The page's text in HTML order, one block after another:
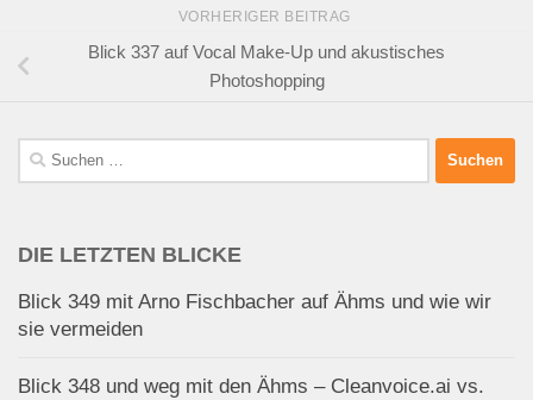
VORHERIGER BEITRAG
Blick 337 auf Vocal Make-Up und akustisches
Photoshopping
Suchen
nach:
DIE LETZTEN BLICKE
Blick 349 mit Arno Fischbacher auf Ähms und wie wir
sie vermeiden
Blick 348 und weg mit den Ähms – Cleanvoice.ai vs.